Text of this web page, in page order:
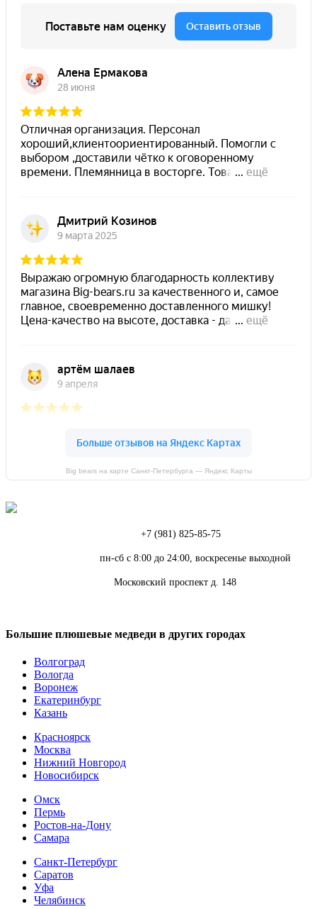
Big bears на карте Санкт‑Петербурга — Яндекс Карты
+7 (981) 825-85-75
пн-сб с 8:00 до 24:00, воскресенье выходной
Московский проспект д. 148
Большие плюшевые медведи в других городах
Волгоград
Вологда
Воронеж
Екатеринбург
Казань
Красноярск
Москва
Нижний Новгород
Новосибирск
Омск
Пермь
Ростов-на-Дону
Самара
Санкт-Петербург
Саратов
Уфа
Челябинск